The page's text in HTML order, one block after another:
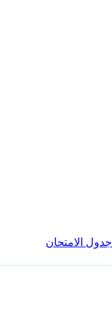
جدول الامتحان